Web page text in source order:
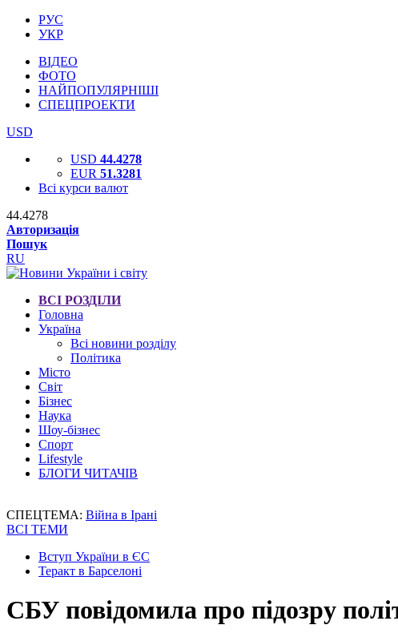
РУС
УКР
ВІДЕО
ФОТО
НАЙПОПУЛЯРНІШІ
СПЕЦПРОЕКТИ
USD
USD 44.4278
EUR 51.3281
Всі курси валют
44.4278
Авторизація
Пошук
RU
ВСІ РОЗДІЛИ
Головна
Україна
Всі новини розділу
Політика
Місто
Світ
Бізнес
Наука
Шоу-бізнес
Спорт
Lifestyle
БЛОГИ ЧИТАЧІВ
СПЕЦТЕМА: Війна в Ірані
ВСІ ТЕМИ
Вступ України в ЄС
Теракт в Барселоні
СБУ повідомила про підозру